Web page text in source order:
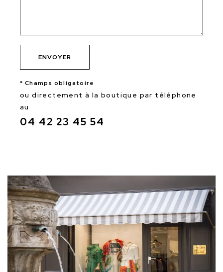
* Champs obligatoire
ou directement à la boutique par téléphone
au
04 42 23 45 54